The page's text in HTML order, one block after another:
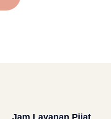
Jam Layanan Pijat